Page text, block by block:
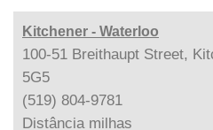
Kitchener - Waterloo
100-51 Breithaupt Street,
5G5
(519) 804-9781
Distância milhas